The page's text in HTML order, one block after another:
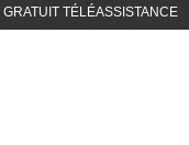
GRATUIT TÉLÉASSISTANCE